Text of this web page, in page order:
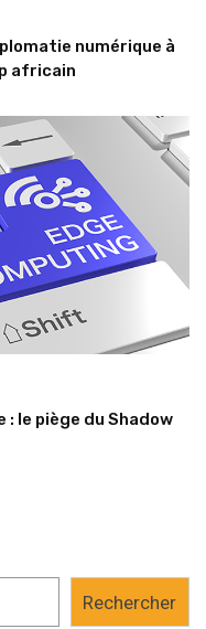
numérique à
africain
: le piège du Shadow
Rechercher